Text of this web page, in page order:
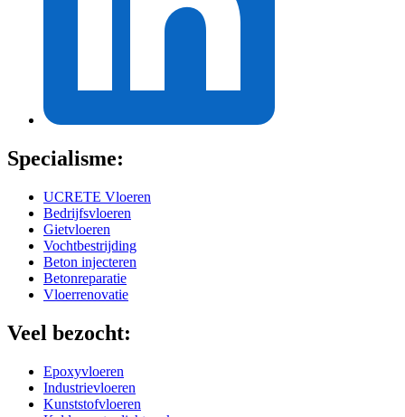
Specialisme:
UCRETE Vloeren
Bedrijfsvloeren
Gietvloeren
Vochtbestrijding
Beton injecteren
Betonreparatie
Vloerrenovatie
Veel bezocht:
Epoxyvloeren
Industrievloeren
Kunststofvloeren